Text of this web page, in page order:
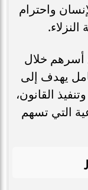
واحترام
أسرهم خلال
يهدف إلى
القانون،
التي تسهم